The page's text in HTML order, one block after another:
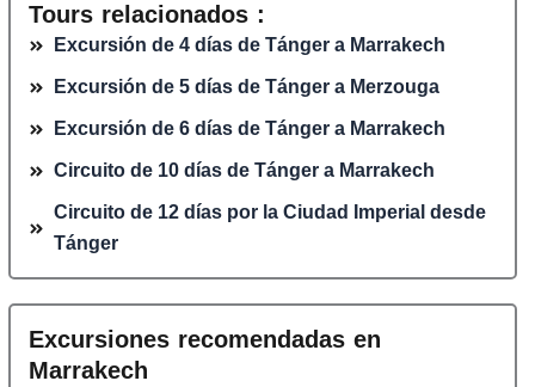
Tours relacionados :
Excursión de 4 días de Tánger a Marrakech
Excursión de 5 días de Tánger a Merzouga
Excursión de 6 días de Tánger a Marrakech
Circuito de 10 días de Tánger a Marrakech
Circuito de 12 días por la Ciudad Imperial desde
Tánger
Excursiones recomendadas en
Marrakech